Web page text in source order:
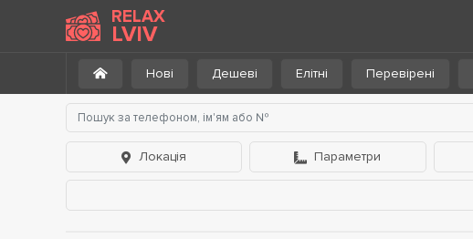
RELAX
LVIV
Нові Дешеві Елітні Перевірені
Локація Параметри